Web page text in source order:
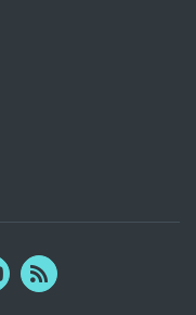
YouTubeRSS